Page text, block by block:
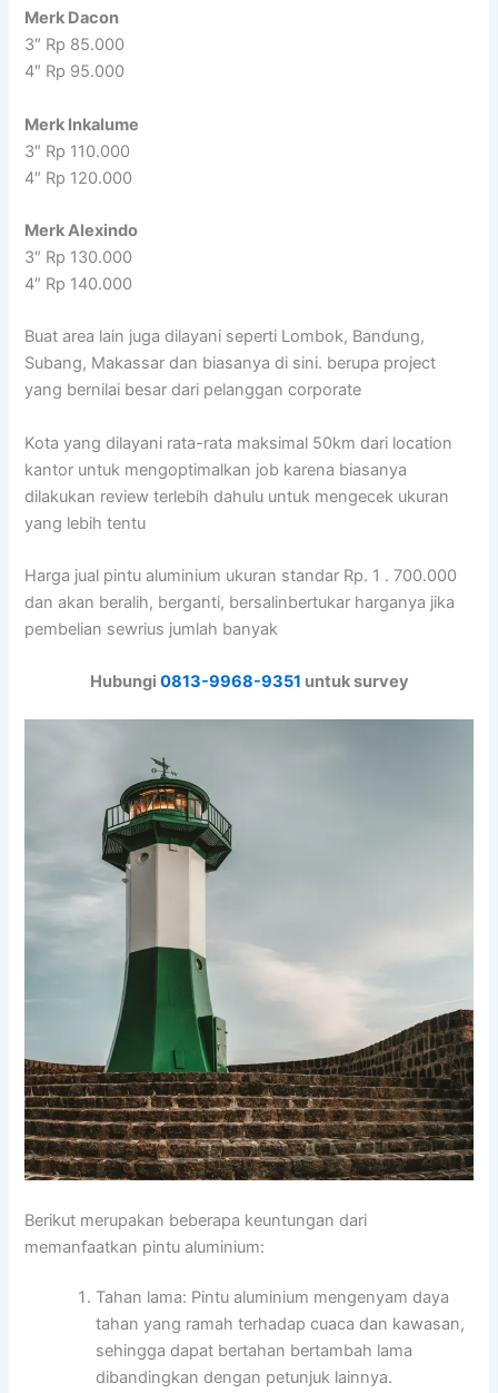
Merk Dacon
3″ Rp 85.000
4″ Rp 95.000
Merk Inkalume
3″ Rp 110.000
4″ Rp 120.000
Merk Alexindo
3″ Rp 130.000
4″ Rp 140.000
Buat area lain juga dilayani seperti Lombok, Bandung,
Subang, Makassar dan biasanya di sini. berupa project
yang bernilai besar dari pelanggan corporate
Kota yang dilayani rata-rata maksimal 50km dari location
kantor untuk mengoptimalkan job karena biasanya
dilakukan review terlebih dahulu untuk mengecek ukuran
yang lebih tentu
Harga jual pintu aluminium ukuran standar Rp. 1 . 700.000
dan akan beralih, berganti, bersalinbertukar harganya jika
pembelian sewrius jumlah banyak
Hubungi 0813-9968-9351 untuk survey
Berikut merupakan beberapa keuntungan dari
memanfaatkan pintu aluminium:
Tahan lama: Pintu aluminium mengenyam daya
tahan yang ramah terhadap cuaca dan kawasan,
sehingga dapat bertahan bertambah lama
dibandingkan dengan petunjuk lainnya.